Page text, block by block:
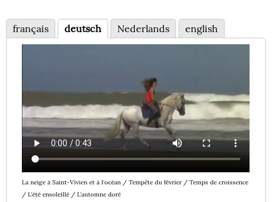
français deutsch Nederlands english
La neige à Saint-Vivien et à l'océan / Tempête du février / Temps de croissence
/ L'été ensoleillé / L'automne doré